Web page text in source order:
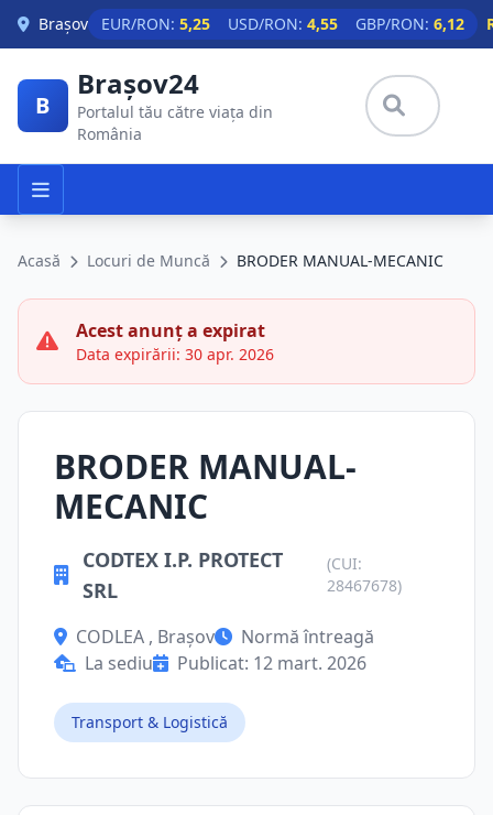
Skip to main content
Brașov EUR/RON: 5,25 USD/RON: 4,55 GBP/RON: 6,12
B
Brașov24
Portalul tău către viața din
România
Acasă Locuri de Muncă BRODER MANUAL-MECANIC
Acest anunț a expirat
Data expirării: 30 apr. 2026
BRODER MANUAL-
MECANIC
CODTEX I.P. PROTECT
SRL
(CUI:
28467678)
CODLEA , Brașov
Normă întreagă
La sediu
Publicat: 12 mart. 2026
Transport & Logistică